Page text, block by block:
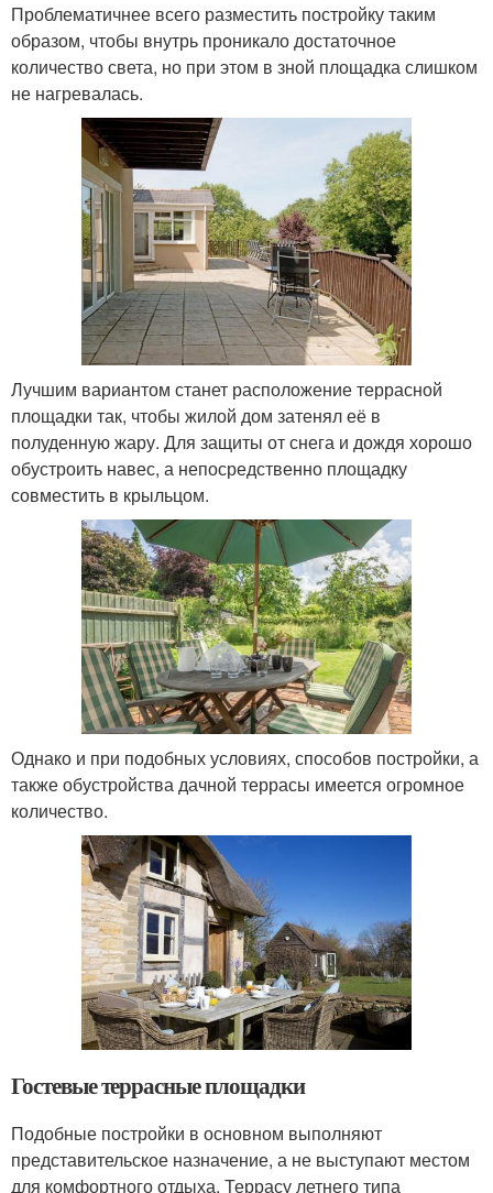
Проблематичнее всего разместить постройку таким
образом, чтобы внутрь проникало достаточное
количество света, но при этом в зной площадка слишком
не нагревалась.
Лучшим вариантом станет расположение террасной
площадки так, чтобы жилой дом затенял её в
полуденную жару. Для защиты от снега и дождя хорошо
обустроить навес, а непосредственно площадку
совместить в крыльцом.
Однако и при подобных условиях, способов постройки, а
также обустройства дачной террасы имеется огромное
количество.
Гостевые террасные площадки
Подобные постройки в основном выполняют
представительское назначение, а не выступают местом
для комфортного отдыха. Террасу летнего типа